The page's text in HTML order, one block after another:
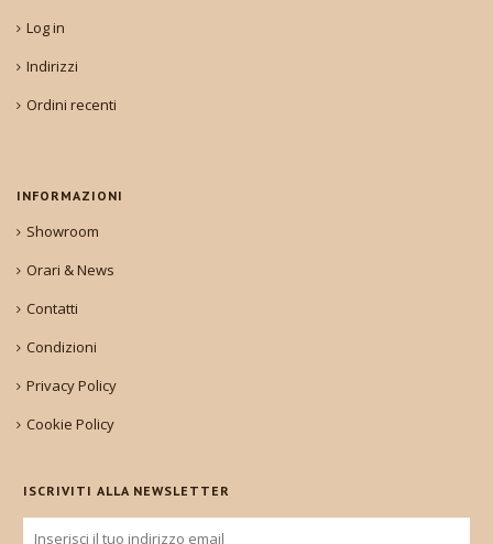
Log in
Indirizzi
Ordini recenti
INFORMAZIONI
Showroom
Orari & News
Contatti
Condizioni
Privacy Policy
Cookie Policy
ISCRIVITI ALLA NEWSLETTER